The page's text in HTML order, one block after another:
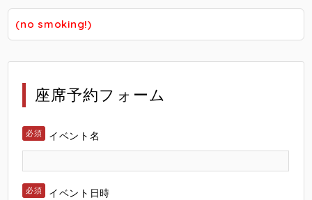
(no smoking!)
座席予約フォーム
イベント名
イベント日時